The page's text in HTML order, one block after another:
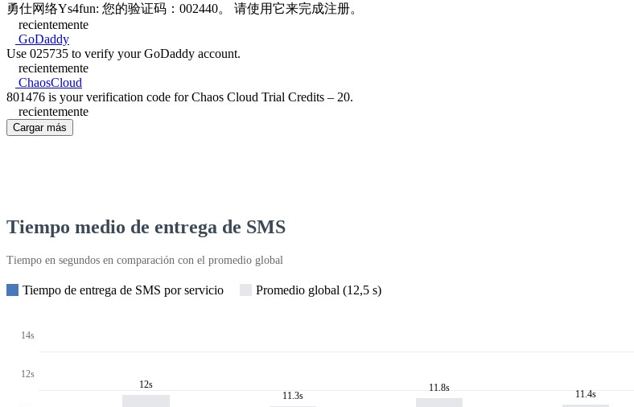
勇仕网络Ys4fun: 您的验证码：002440。 请使用它来完成注册。
recientemente
GoDaddy
Use 025735 to verify your GoDaddy account.
recientemente
ChaosCloud
801476 is your verification code for Chaos Cloud Trial Credits – 20.
recientemente
Cargar más
Tiempo medio de entrega de SMS
Tiempo en segundos en comparación con el promedio global
Tiempo de entrega de SMS por servicio Promedio global (12,5 s)
14s
12s
12s
11.3s
11.8s
11.4s